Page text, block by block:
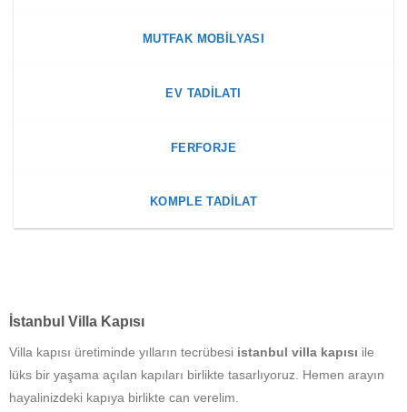
MUTFAK MOBILYASI
EV TADILATI
FERFORJE
KOMPLE TADILAT
İstanbul Villa Kapısı
Villa kapısı üretiminde yılların tecrübesi istanbul villa kapısı ile
lüks bir yaşama açılan kapıları birlikte tasarlıyoruz. Hemen arayın
hayalinizdeki kapıya birlikte can verelim.